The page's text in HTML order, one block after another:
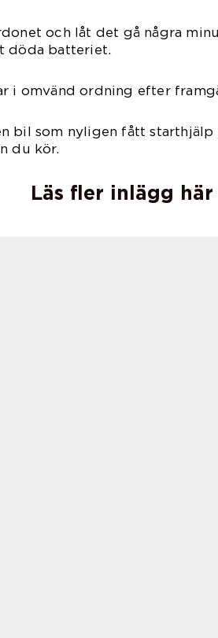
och låt det gå några
döda batteriet.
i omvänd ordning efter
bil som nyligen fått
du kör.
Läs fler inlägg här